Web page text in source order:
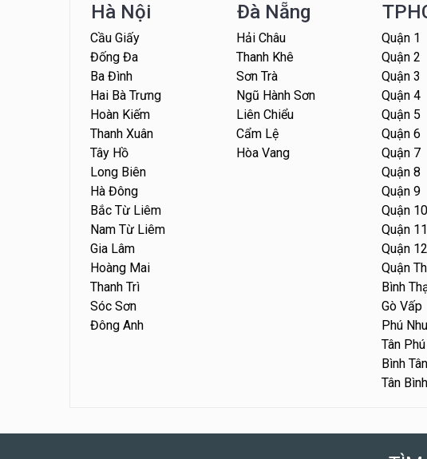
Hà Nội
Cầu Giấy
Đống Đa
Ba Đình
Hai Bà Trưng
Hoàn Kiếm
Thanh Xuân
Tây Hồ
Long Biên
Hà Đông
Bắc Từ Liêm
Nam Từ Liêm
Gia Lâm
Hoàng Mai
Thanh Trì
Sóc Sơn
Đông Anh
Đà Nẵng
Hải Châu
Thanh Khê
Sơn Trà
Ngũ Hành Sơn
Liên Chiểu
Cẩm Lệ
Hòa Vang
Quận 1
Quận 2
Quận 3
Quận 4
Quận 5
Quận 6
Quận 7
Quận 8
Quận 9
Quận 10
Quận 11
Quận 12
Quận
Bình
Gò Vấp
Phú
Tân Phú
Bình Tân
Tân Bình